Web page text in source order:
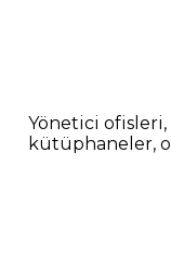
Yönetici ofisleri,
kütüphaneler,